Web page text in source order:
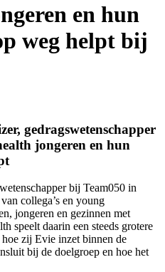
en hun
weg helpt bij
gedragswetenschapper
jongeren en hun
bij Team050 in
collega’s en young
jongeren en gezinnen met
speelt daarin een steeds grotere
zij Evie inzet binnen de
bij de doelgroep en hoe het